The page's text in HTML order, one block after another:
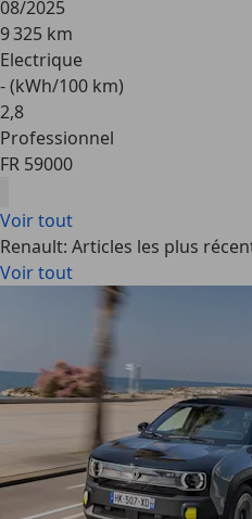
08/2025
9 325 km
Electrique
- (kWh/100 km)
2,8
Professionnel
FR 59000
Voir tout
Renault: Articles les plus
Voir tout